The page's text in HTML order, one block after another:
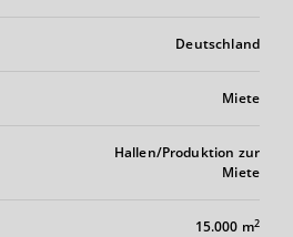
Deutschland
Miete
Hallen/Produktion zur
Miete
15.000 m2